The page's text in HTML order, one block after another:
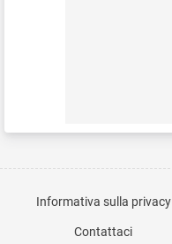
Informativa sulla privacy
Contattaci